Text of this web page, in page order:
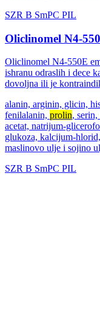
SZR B SmPC PIL
Oliclinomel N4-
Oliclinomel N4-550E
ishranu odraslih i dece
dovoljna ili je
alanin, arginin, glicin,
fenilalanin, prolin,
acetat, natrijum-
glukoza, kalcijum-
maslinovo ulje i sojino
SZR B SmPC PIL